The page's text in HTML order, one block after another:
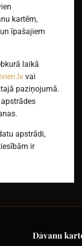
kartēm,
īpašajiem
laikā
vai
paziņojumā.
apstrādi,
ir
Dāvanu